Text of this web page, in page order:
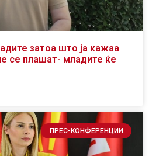
затоа што ја кажаа
се плашат- младите ќе
ПРЕС-КОНФЕРЕНЦИИ